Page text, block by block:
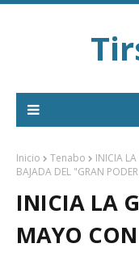
Inicio Tenabo
INICIA
BAJADA DEL "GRAN
INICIA LA
MAYO